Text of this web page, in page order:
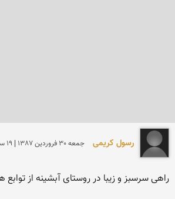
رسول کریمی جمعه 30 فروردين 1387 | 19 سال پیش